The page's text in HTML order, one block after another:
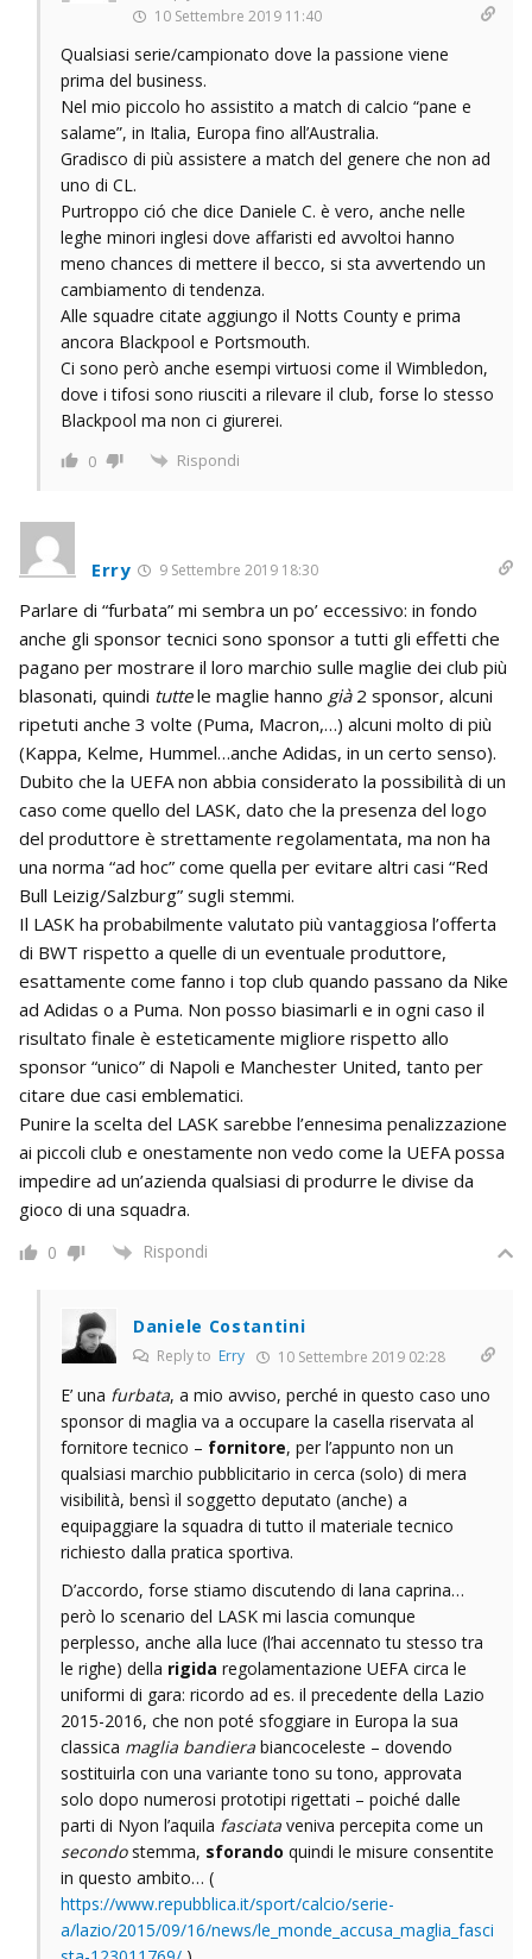
10 Settembre 2019 11:40
Qualsiasi serie/campionato dove la passione viene
prima del business.
Nel mio piccolo ho assistito a match di calcio “pane e
salame”, in Italia, Europa fino all’Australia.
Gradisco di più assistere a match del genere che non ad
uno di CL.
Purtroppo ció che dice Daniele C. è vero, anche nelle
leghe minori inglesi dove affaristi ed avvoltoi hanno
meno chances di mettere il becco, si sta avvertendo un
cambiamento di tendenza.
Alle squadre citate aggiungo il Notts County e prima
ancora Blackpool e Portsmouth.
Ci sono però anche esempi virtuosi come il Wimbledon,
dove i tifosi sono riusciti a rilevare il club, forse lo stesso
Blackpool ma non ci giurerei.
0 Rispondi
Erry 9 Settembre 2019 18:30
Parlare di “furbata” mi sembra un po’ eccessivo: in fondo
anche gli sponsor tecnici sono sponsor a tutti gli effetti che
pagano per mostrare il loro marchio sulle maglie dei club più
blasonati, quindi tuttele maglie hanno già 2 sponsor, alcuni
ripetuti anche 3 volte (Puma, Macron,…) alcuni molto di più
(Kappa, Kelme, Hummel…anche Adidas, in un certo senso).
Dubito che la UEFA non abbia considerato la possibilità di un
caso come quello del LASK, dato che la presenza del logo
del produttore è strettamente regolamentata, ma non ha
una norma “ad hoc” come quella per evitare altri casi “Red
Bull Leizig/Salzburg” sugli stemmi.
Il LASK ha probabilmente valutato più vantaggiosa l’offerta
di BWT rispetto a quelle di un eventuale produttore,
esattamente come fanno i top club quando passano da Nike
ad Adidas o a Puma. Non posso biasimarli e in ogni caso il
risultato finale è esteticamente migliore rispetto allo
sponsor “unico” di Napoli e Manchester United, tanto per
citare due casi emblematici.
Punire la scelta del LASK sarebbe l’ennesima penalizzazione
ai piccoli club e onestamente non vedo come la UEFA possa
impedire ad un’azienda qualsiasi di produrre le divise da
gioco di una squadra.
0 Rispondi
Daniele Costantini
Reply to Erry 10 Settembre 2019 02:28
E’ una furbata, a mio avviso, perché in questo caso uno
sponsor di maglia va a occupare la casella riservata al
fornitore tecnico – fornitore, per l’appunto non un
qualsiasi marchio pubblicitario in cerca (solo) di mera
visibilità, bensì il soggetto deputato (anche) a
equipaggiare la squadra di tutto il materiale tecnico
richiesto dalla pratica sportiva.
D’accordo, forse stiamo discutendo di lana caprina…
però lo scenario del LASK mi lascia comunque
perplesso, anche alla luce (l’hai accennato tu stesso tra
le righe) della rigida regolamentazione UEFA circa le
uniformi di gara: ricordo ad es. il precedente della Lazio
2015-2016, che non poté sfoggiare in Europa la sua
classica maglia bandiera biancoceleste – dovendo
sostituirla con una variante tono su tono, approvata
solo dopo numerosi prototipi rigettati – poiché dalle
parti di Nyon l’aquila fasciata veniva percepita come un
secondostemma, sforando quindi le misure consentite
in questo ambito… (
https://www.repubblica.it/sport/calcio/serie-
a/lazio/2015/09/16/news/le_monde_accusa_maglia_fasci